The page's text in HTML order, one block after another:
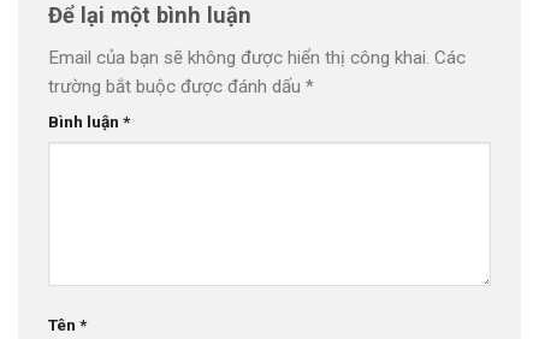
Để lại một bình luận
Email của bạn sẽ không được hiển thị công khai. Các
trường bắt buộc được đánh dấu *
Bình luận *
Tên *